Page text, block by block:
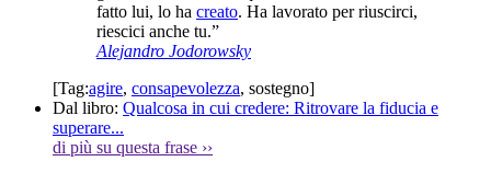
fatto lui, lo ha creato. Ha lavorato per riuscirci,
riescici anche tu.”
Alejandro Jodorowsky
[Tag:agire, consapevolezza, sostegno]
Dal libro: Qualcosa in cui credere: Ritrovare la fiducia e
superare...
di più su questa frase ››